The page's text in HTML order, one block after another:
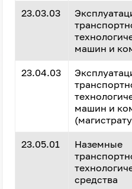
23.03.03
машин и
23.04.03
машин и
23.05.01
Наземные
средства